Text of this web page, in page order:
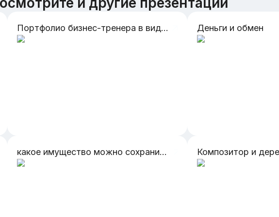
Портфолио бизнес-тренера в виде презентации Деньги и обмен
какое имущество можно сохранить в процедуре банкроства